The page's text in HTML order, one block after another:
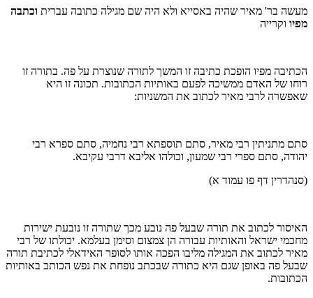
מעשה בר' מאיר שהיה באסייא ולא היה שם מגילה כתובה עברית וכתבה
מפיו וקרייה
הכתיבה מפיו הופכת כתיבה זו המשך לתורה שנוצרת על פה. בתורה זו
רוחו של האדם ממשיכה לפעם באותיות הכתובות. תכונה זו היא
שאפשרה לרבי מאיר לכתוב את המשניות:
סתם מתניתין רבי מאיר, סתם תוספתא רבי נחמיה, סתם ספרא רבי
יהודה, סתם ספרי רבי שמעון, וכולהו אליבא דרבי עקיבא.
(סנהדרין דף פו עמוד א)
האיסור לכתוב את תורה שבעל פה נובע מכך שתורה זו נובעת ישירות
מחכמי ישראל והאותיות עבורה הן צמצום וסימן בעלמא. יכולתו של רבי
מאיר לכתוב את המגילה מליבו הפכה אותו לסופר האידאלי לכתיבת תורה
שבעל פה באופן שגם היא כתורה שבכתב נופחת את נפש הכותב באותיות
הכתובות.